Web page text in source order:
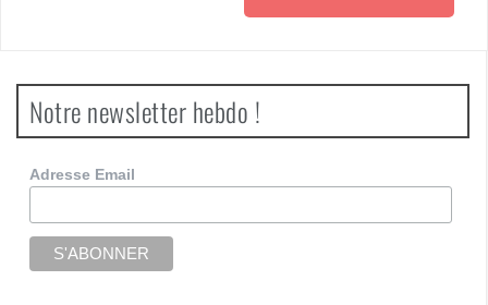
Notre newsletter hebdo !
Adresse Email